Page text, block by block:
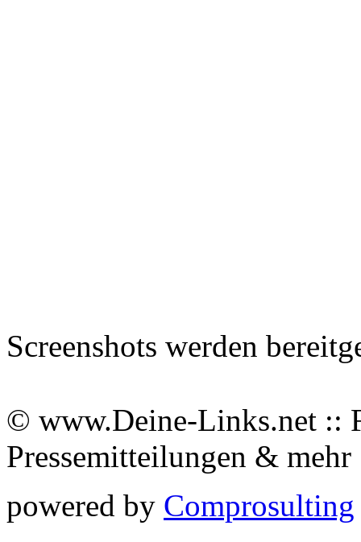
Screenshots werden
© www.Deine-Links.net ::
Pressemitteilungen &
powered by Comprosulting